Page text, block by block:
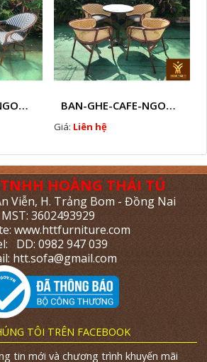
BAN-GHE-CAFE-NGOAI-TROI-J5 BAN-GHE-CAFE-NGOAI-TROI-J6
Giá: Liên hệ
HOÀNG THÁI TÚ
Viễn, H. Trảng Bom - Đồng Nai
MST: 3602493929
www.httfurniture.com
DD: 0982 947 039
htt.sofa@gmail.com
TÔI TRÊN FACEBOOK
tin mới và chương trình khuyến mãi